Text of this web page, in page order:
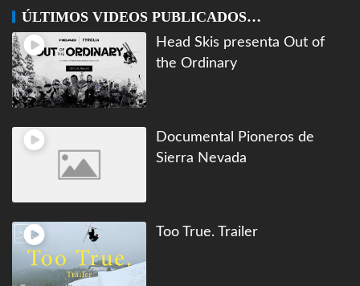
ÚLTIMOS VIDEOS PUBLICADOS…
Head Skis presenta Out of
the Ordinary
Documental Pioneros de
Sierra Nevada
Too True. Trailer